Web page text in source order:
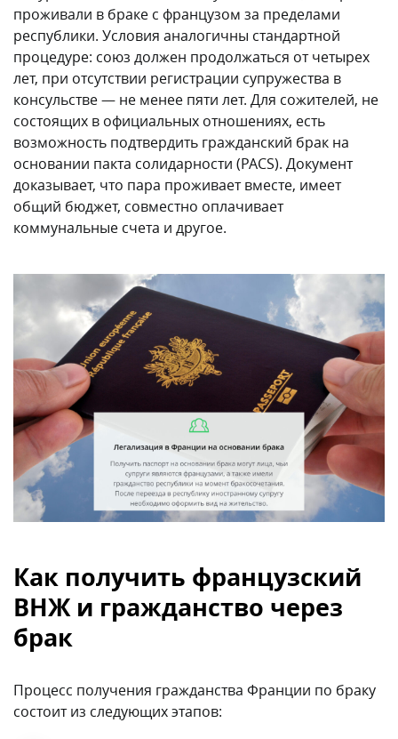
проживали в браке с французом за пределами
республики. Условия аналогичны стандартной
процедуре: союз должен продолжаться от четырех
лет, при отсутствии регистрации супружества в
консульстве — не менее пяти лет. Для сожителей, не
состоящих в официальных отношениях, есть
возможность подтвердить гражданский брак на
основании пакта солидарности (PACS). Документ
доказывает, что пара проживает вместе, имеет
общий бюджет, совместно оплачивает
коммунальные счета и другое.
Как получить французский
ВНЖ и гражданство через
брак
Процесс получения гражданства Франции по браку
состоит из следующих этапов: